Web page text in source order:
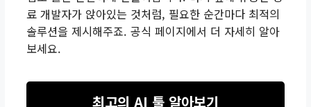
료 개발자가 앉아있는 것처럼, 필요한 순간마다 최적의
솔루션을 제시해주죠.공식 페이지에서 더 자세히 알아
보세요.
최고의 AI 툴 알아보기